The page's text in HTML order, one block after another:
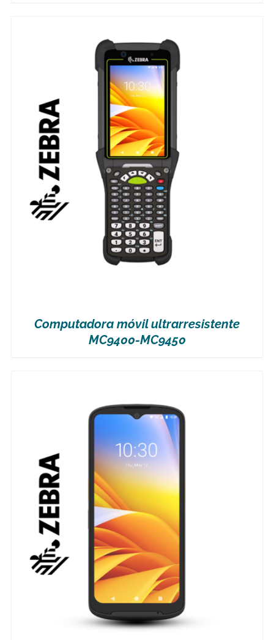
Computadora móvil ultrarresistente
MC9400-MC9450